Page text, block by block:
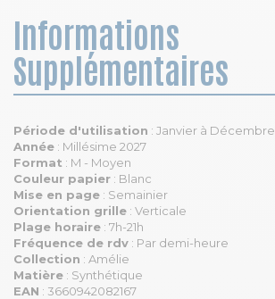
Informations
Supplémentaires
Période d'utilisation : Janvier à Décembre
Année : Millésime 2027
Format : M - Moyen
Couleur papier : Blanc
Mise en page : Semainier
Orientation grille : Verticale
Plage horaire : 7h-21h
Fréquence de rdv : Par demi-heure
Collection : Amélie
Matière : Synthétique
EAN : 3660942082167